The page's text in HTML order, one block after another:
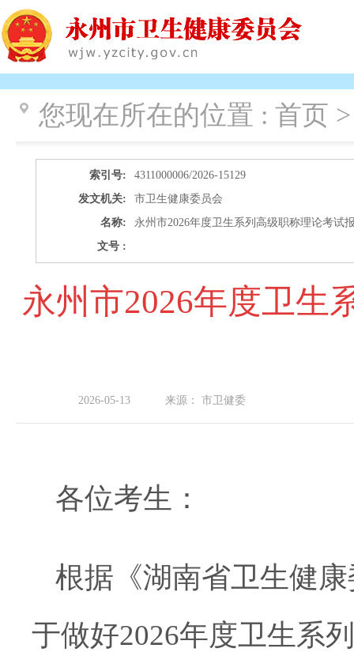
您现在所在的位置 : 首页
索引号:
4311000006/2026-15129
发文机关:
市卫生健康委员会
名称:
永州市2026年度卫生系列高级职称理论考试
文号 :
永州市2026年度卫生
2026-05-13 来源： 市卫健委
各位考生：
根据《湖南省卫生健
于做好2026年度卫生系